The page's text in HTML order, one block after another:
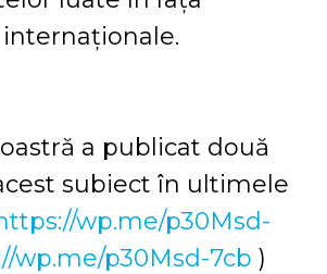
a publicat două
subiect în ultimele
wp.me/p30Msd-
wp.me/p30Msd-7cb )